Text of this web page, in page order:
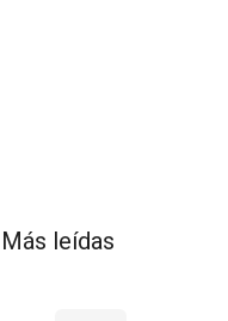
Más leídas